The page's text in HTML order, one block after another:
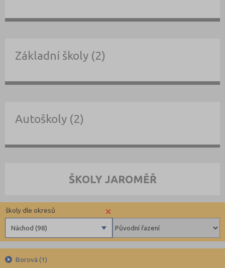
Základní školy (2)
Autoškoly (2)
ŠKOLY JAROMĚŘ
×
Náchod (98)
školy dle okresů
Beroun (85)
Borová (1)